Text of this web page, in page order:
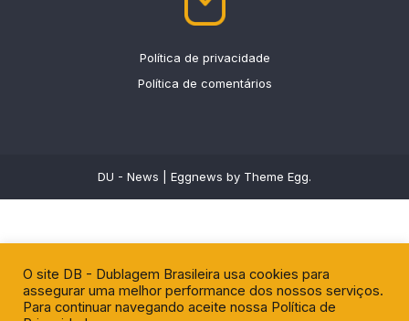
Política de privacidade
Política de comentários
DU - News Eggnews by Theme Egg.
O site DB - Dublagem Brasileira usa cookies para
assegurar uma melhor performance dos nossos serviços.
Para continuar navegando aceite nossa Política de